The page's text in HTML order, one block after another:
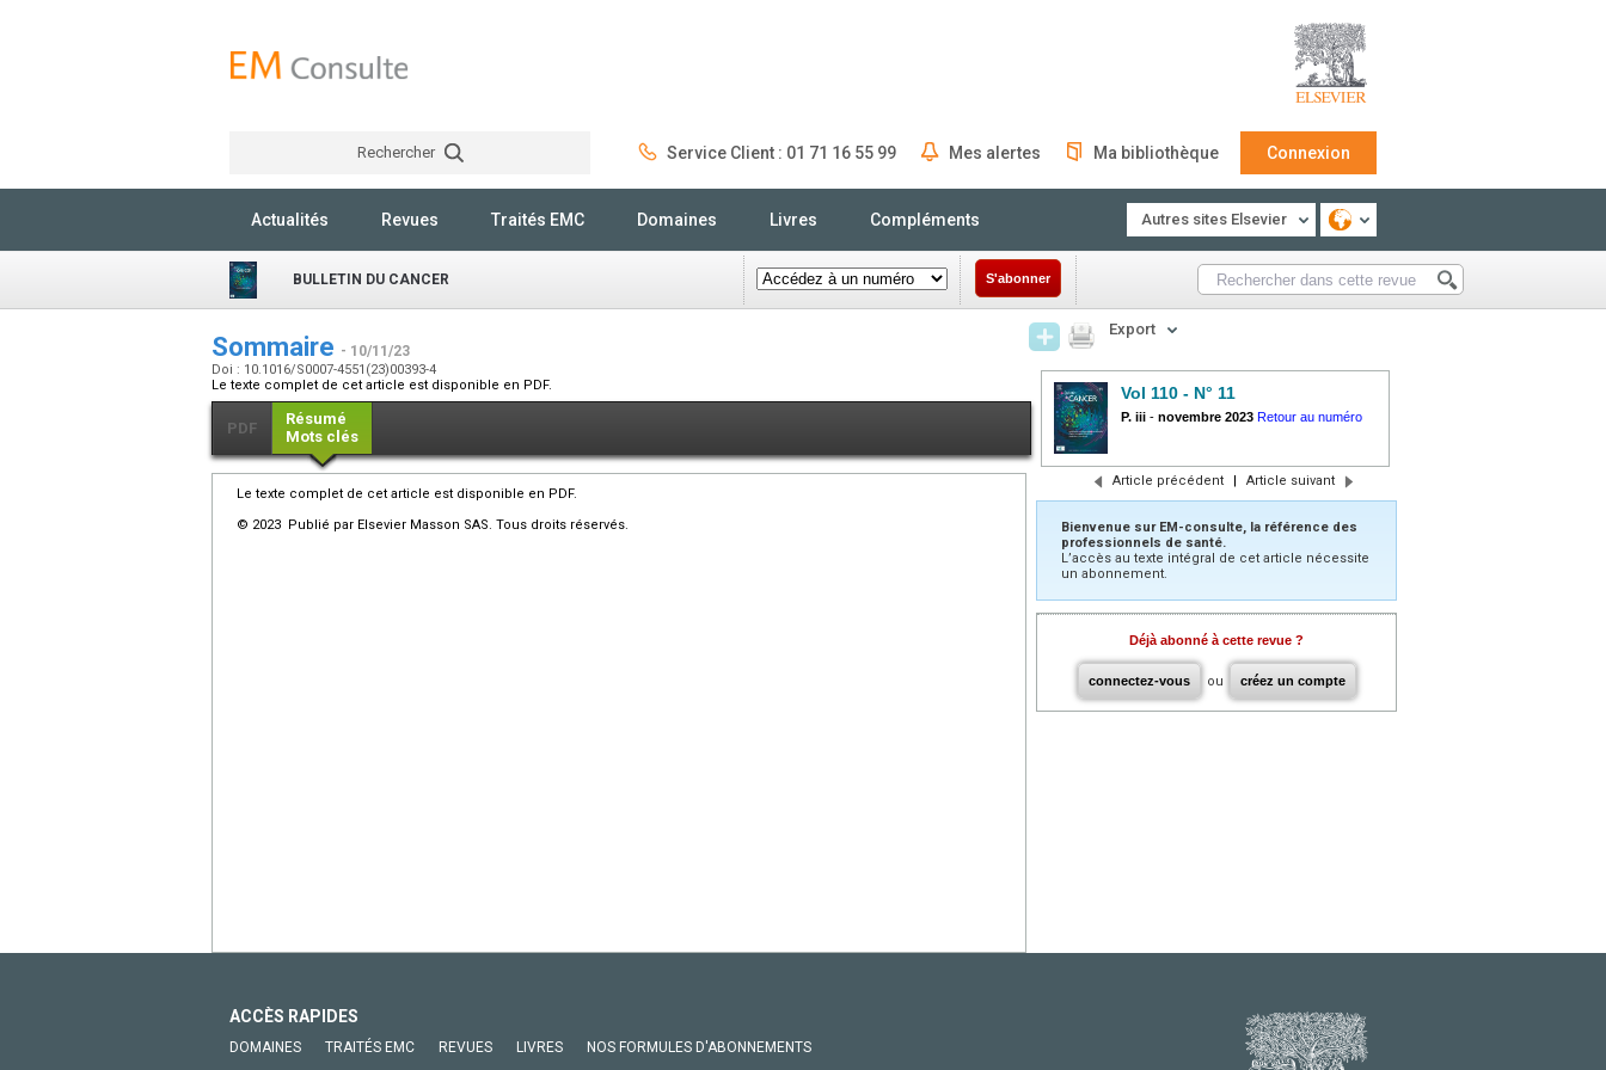
Rechercher Service Client : 01 71 16 55 99 Mes alertes Ma bibliothèque Connexion
Actualités Revues Traités EMC Domaines Livres Compléments Autres sites Elsevier
BULLETIN DU CANCER S'abonner
Sommaire - 10/11/23
Doi : 10.1016/S0007-4551(23)00393-4
Le texte complet de cet article est disponible en PDF.
PDF
Résumé
Mots clés
Le texte complet de cet article est disponible en PDF.
© 2023 Publié par Elsevier Masson SAS. Tous droits réservés.
Export
Vol 110 - N° 11
P. iii - novembre 2023 Retour au numéro
Article précédent | Article suivant
Bienvenue sur EM-consulte, la référence des
professionnels de santé.
L’accès au texte intégral de cet article nécessite
un abonnement.
Déjà abonné à cette revue ?
connectez-vous ou créez un compte
ACCÈS RAPIDES
DOMAINES TRAITÉS EMC REVUES LIVRES NOS FORMULES D'ABONNEMENTS